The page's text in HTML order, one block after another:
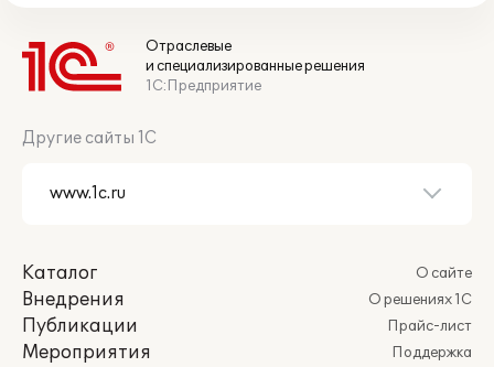
Отраслевые
и специализированные решения
1С:Предприятие
Другие сайты 1С
Каталог
Внедрения
Публикации
Мероприятия
О сайте
О решениях 1С
Прайс-лист
Поддержка